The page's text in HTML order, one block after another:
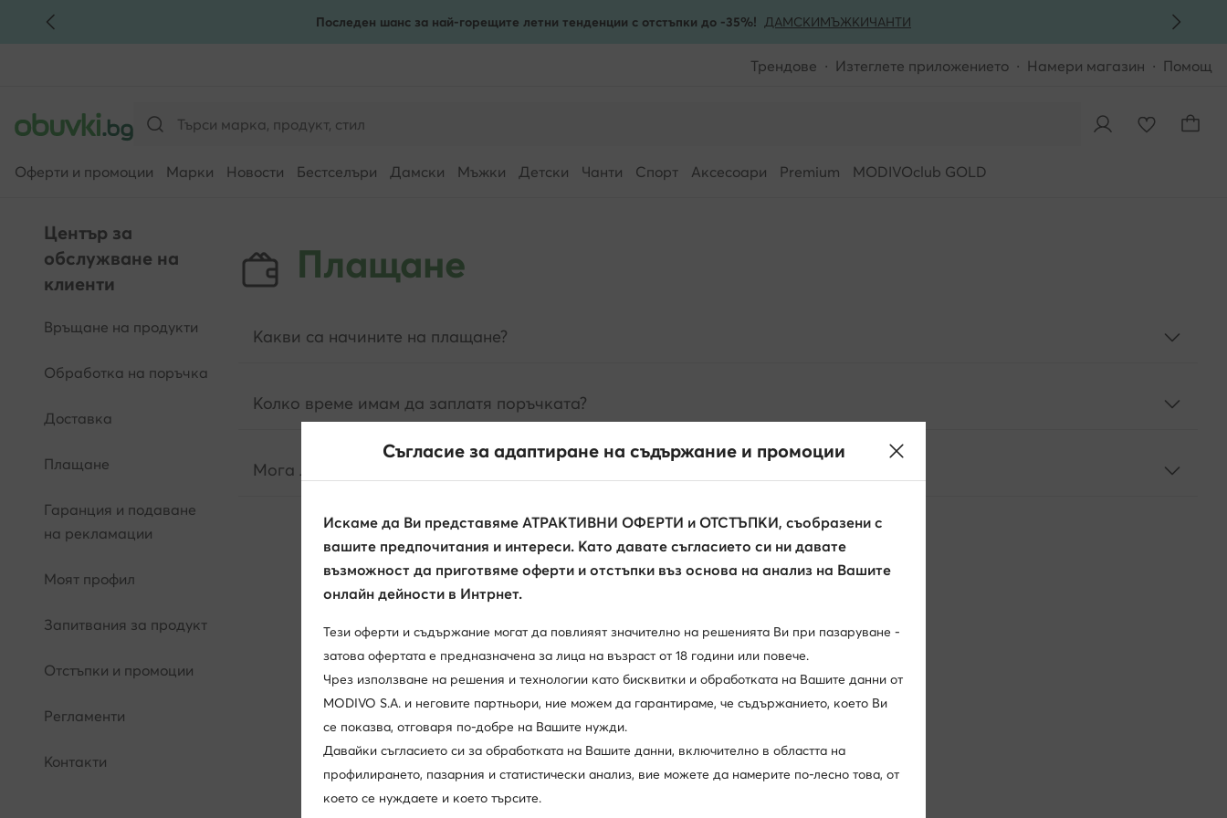
КЪМ ОСНОВНОТО СЪДЪРЖАНИЕ Последен шанс за най-горещите летни тенденции с отстъпки до -35%! ДАМСКИМЪЖКИЧАНТИ
Трендове Изтеглете приложението Намери магазин Помощ
Оферти и промоции Марки Новости Бестселъри Дамски Мъжки Детски Чанти Спорт Аксесоари Premium MODIVOclub GOLD
Център за
обслужване на
клиенти
Връщане на продукти
Обработка на поръчка
Доставка
Плащане
Гаранция и подаване
на рекламации
Моят профил
Запитвания за продукт
Отстъпки и промоции
Регламенти
Контакти
Плащане
Какви са начините на плащане?
Колко време имам да заплатя поръчката?
Мога ли да заплатя на курирера с карта при получаване на пратката?
Съгласие за адаптиране на съдържание и промоции
Искаме да Ви представяме АТРАКТИВНИ ОФЕРТИ и ОТСТЪПКИ, съобразени с
вашите предпочитания и интереси. Като давате съгласието си ни давате
възможност да приготвяме оферти и отстъпки въз основа на анализ на Вашите
онлайн дейности в Интрнет.
Тези оферти и съдържание могат да повлияят значително на решенията Ви при пазаруване -
затова офертата е предназначена за лица на възраст от 18 години или повече.
Чрез използване на решения и технологии като бисквитки и обработката на Вашите данни от
MODIVO S.A. и неговите партньори, ние можем да гарантираме, че съдържанието, което Ви
се показва, отговаря по-добре на Вашите нужди.
Давайки съгласието си за обработката на Вашите данни, включително в областта на
профилирането, пазарния и статистически анализ, вие можете да намерите по-лесно това, от
което се нуждаете и което търсите.